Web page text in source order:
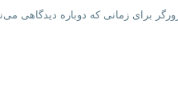
برای زمانی که دوباره دیدگاهی